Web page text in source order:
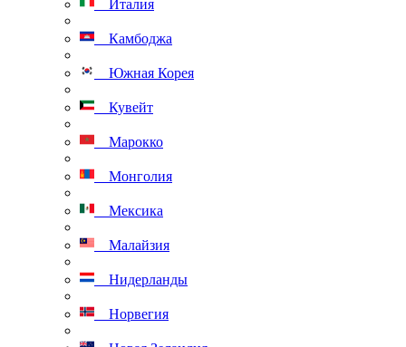
Италия
Камбоджа
Южная Корея
Кувейт
Марокко
Монголия
Мексика
Малайзия
Нидерланды
Норвегия